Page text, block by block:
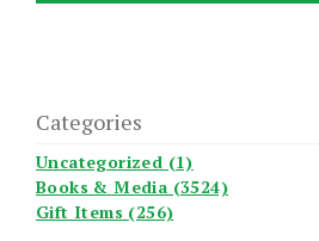
Categories
Uncategorized (1)
Books & Media (3524)
Gift Items (256)